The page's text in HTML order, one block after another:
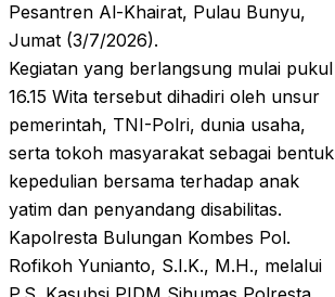
Pesantren Al-Khairat, Pulau Bunyu,
Jumat (3/7/2026).
Kegiatan yang berlangsung mulai pukul
16.15 Wita tersebut dihadiri oleh unsur
pemerintah, TNI-Polri, dunia usaha,
serta tokoh masyarakat sebagai bentuk
kepedulian bersama terhadap anak
yatim dan penyandang disabilitas.
Kapolresta Bulungan Kombes Pol.
Rofikoh Yunianto, S.I.K., M.H., melalui